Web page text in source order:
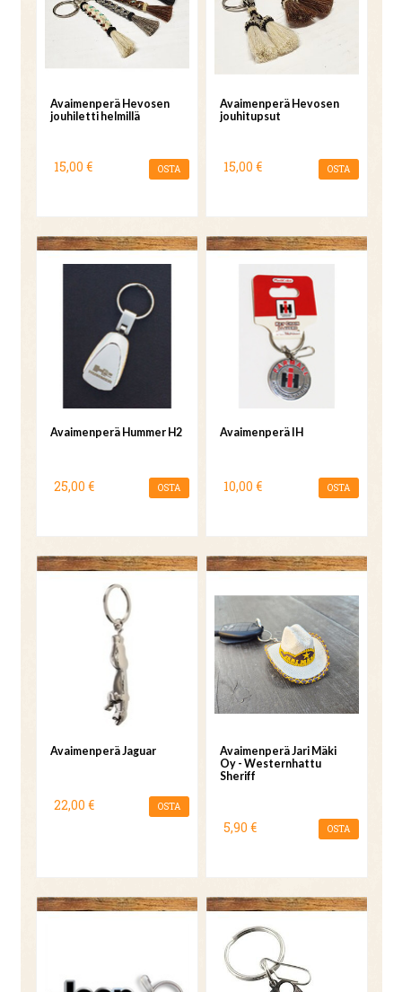
Avaimenperä Hevosen
jouhiletti helmillä
15,00 € OSTA
Avaimenperä Hevosen
jouhitupsut
15,00 € OSTA
Avaimenperä Hummer H2
25,00 € OSTA
Avaimenperä IH
10,00 € OSTA
Avaimenperä Jaguar
22,00 € OSTA
Avaimenperä Jari Mäki
Oy - Westernhattu
Sheriff
5,90 € OSTA